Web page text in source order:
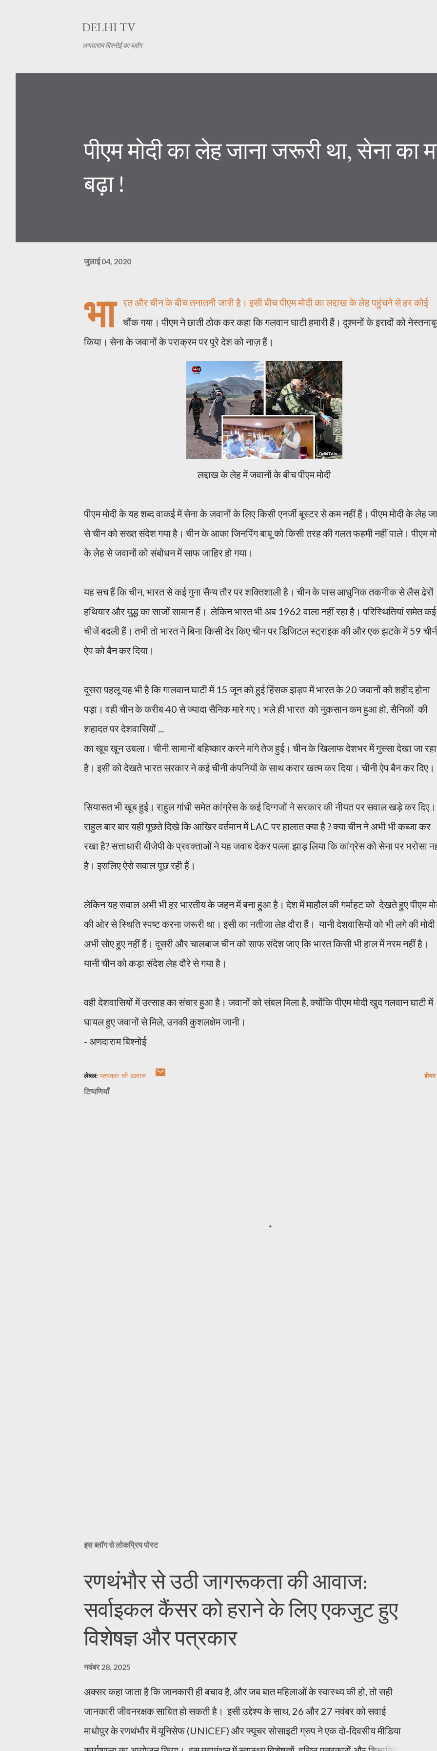
DELHI TV
अणदाराम बिश्नोई का ब्लॉग
पीएम मोदी का लेह जाना जरूरी था, सेना का
बढ़ा !
जुलाई 04, 2020
भा
रत और चीन के बीच तनातनी जारी है। इसी बीच पीएम मोदी का लद्दाख के लेह पहुंचने से हर कोई
चौंक गया। पीएम ने छाती ठोक कर कहा कि गलवान घाटी हमारी हैं। दुश्मनों के इरादों को
किया। सेना के जवानों के पराक्रम पर पूरे देश को नाज़ हैं।
लद्दाख के लेह में जवानों के बीच पीएम मोदी
पीएम मोदी के यह शब्द वाकई में सेना के जवानों के लिए किसी एनर्जी बूस्टर से कम नहीं हैं। पीएम मोदी के लेह
से चीन को सख्त संदेश गया है। चीन के आका जिनपिंग बाबू को किसी तरह की गलत फहमी नहीं पाले। पीएम
के लेह से जवानों को संबोधन में साफ जाहिर हो गया।
यह सच हैं कि चीन, भारत से कई गुना सैन्य तौर पर शक्तिशाली है। चीन के पास आधुनिक तकनीक से लैस ढेरों
हथियार और युद्ध का साजों सामान हैं। लेकिन भारत भी अब 1962 वाला नहीं रहा है। परिस्थितियां समेत कई
चीजें बदली हैं। तभी तो भारत ने बिना किसी देर किए चीन पर डिजिटल स्ट्राइक की और एक झटके में 59
ऐप को बैन कर दिया।
दूसरा पहलू यह भी है कि गालवान घाटी में 15 जून को हुई हिंसक झड़प में भारत के 20 जवानों को शहीद होना
पड़ा। वही चीन के करीब 40 से ज्यादा सैनिक मारे गए। भले ही भारत को नुकसान कम हुआ हो, सैनिकों की
शहादत पर देशवासियों ...
का खूब खून उबला। चीनी सामानों बहिष्कार करने मांगे तेज हुई। चीन के खिलाफ देशभर में गुस्सा देखा जा रहा
है। इसी को देखते भारत सरकार ने कई चीनी कंपनियों के साथ करार खत्म कर दिया। चीनी ऐप बैन कर दिए।
सियासत भी खूब हुई। राहुल गांधी समेत कांग्रेस के कई दिग्गजों ने सरकार की नीयत पर सवाल खड़े कर दिए।
राहुल बार बार यही पूछते दिखे कि आखिर वर्तमान में LAC पर हालात क्या है ? क्या चीन ने अभी भी कब्जा कर
रखा है? सत्ताधारी बीजेपी के प्रवक्ताओं ने यह जवाब देकर पल्ला झाड़ लिया कि कांग्रेस को सेना पर भरोसा
है। इसलिए ऐसे सवाल पूछ रही हैं।
लेकिन यह सवाल अभी भी हर भारतीय के जहन में बना हुआ है। देश में माहौल की गर्माहट को देखते हुए पीएम
की ओर से स्थिति स्पष्ट करना जरूरी था। इसी का नतीजा लेह दौरा हैं। यानी देशवासियों को भी लगे की मोदी
अभी सोए हुए नहीं हैं। दूसरी और चालबाज चीन को साफ संदेश जाए कि भारत किसी भी हाल में नरम नहीं है।
यानी चीन को कड़ा संदेश लेह दौरे से गया है।
वही देशवासियों में उत्साह का संचार हुआ है। जवानों को संबल मिला है, क्योंकि पीएम मोदी खुद गलवान घाटी में
घायल हुए जवानों से मिले, उनकी कुशलक्षेम जानी।
- अणदाराम बिश्नोई
लेबल: पत्रकार-की-आवाज शेयर
टिप्पणियाँ
इस ब्लॉग से लोकप्रिय पोस्ट
रणथंभौर से उठी जागरूकता की आवाज:
सर्वाइकल कैंसर को हराने के लिए एकजुट हुए
विशेषज्ञ और पत्रकार
नवंबर 28, 2025
अक्सर कहा जाता है कि जानकारी ही बचाव है, और जब बात महिलाओं के स्वास्थ्य की हो, तो सही
जानकारी जीवनरक्षक साबित हो सकती है। इसी उद्देश्य के साथ, 26 और 27 नवंबर को सवाई
माधोपुर के रणथंभौर में यूनिसेफ (UNICEF) और फ्यूचर सोसाइटी ग्रुप ने एक दो-दिवसीय मीडिया